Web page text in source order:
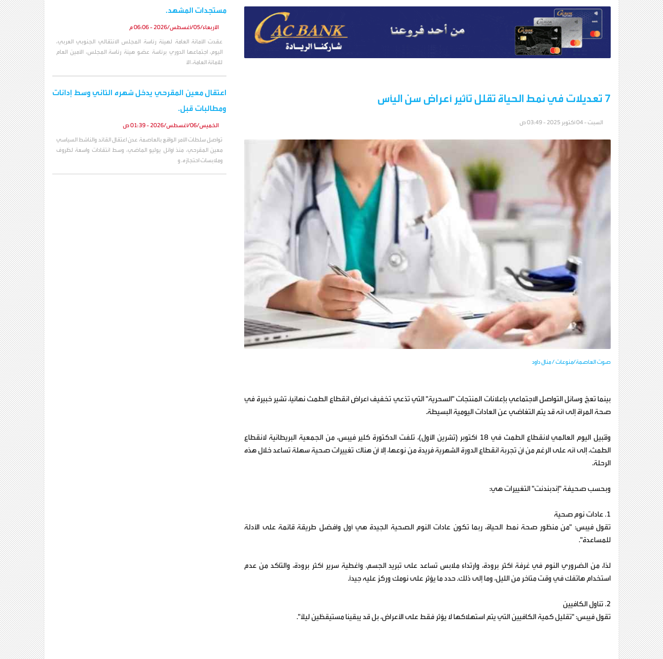
7 تعديلات في نمط الحياة تقلل تأثير أعراض سن اليأس
السبت - 04 أكتوبر 2025 - 03:49 ص
صوت العاصمة/منوعات / منال داود
بينما تعجّ وسائل التواصل الاجتماعي بإعلانات المنتجات "السحرية" التي تدّعي تخفيف أعراض انقطاع الطمث نهائياً، تشير خبيرة في
صحة المرأة إلى أنه قد يتم التغاضي عن العادات اليومية البسيطة.
وقُبيل اليوم العالمي لانقطاع الطمث في 18 أكتوبر (تشرين الأول)، تلفت الدكتورة كلير فيبس، من الجمعية البريطانية لانقطاع
الطمث، إلى أنه على الرغم من أن تجربة انقطاع الدورة الشهرية فريدة من نوعها، إلا أن هناك تغييرات صحية سهلة تساعد خلال هذه
الرحلة.
وبحسب صحيفة "إندبندنت" التغييرات هي:
1. عادات نوم صحية
تقول فيبس: "من منظور صحة نمط الحياة، ربما تكون عادات النوم الصحية الجيدة هي أول وأفضل طريقة قائمة على الأدلة
للمساعدة".
لذا، من الضروري النوم في غرفة أكثر برودة، وارتداء ملابس تساعد على تبريد الجسم، وأغطية سرير أكثر برودة، والتأكد من عدم
استخدام هاتفك في وقت متأخر من الليل، وما إلى ذلك. حدد ما يؤثر على نومك وركز عليه جيداً.
2. تناول الكافيين
تقول فيبس: "تقليل كمية الكافيين التي يتم استهلاكها لا يؤثر فقط على الأعراض، بل قد يبقينا مستيقظين ليلًا".
مستجدات المشهد.
الأربعاء/05/أغسطس/2026 - 06:06 م
عقدت الأمانة العامة لهيئة رئاسة المجلس الانتقالي الجنوبي العربي،
اليوم، اجتماعها الدوري برئاسة عضو هيئة رئاسة المجلس، الأمين العام
للأمانة العامة، الأ
اعتقال معين المقرحي يدخل شهره الثاني وسط إدانات
ومطالبات قبل.
الخميس/06/أغسطس/2026 - 01:39 ص
تواصل سلطات الأمر الواقع بالعاصمة عدن اعتقال القائد والناشط السياسي
معين المقرحي، منذ أوائل يوليو الماضي، وسط انتقادات واسعة لظروف
وملابسات احتجازه. و